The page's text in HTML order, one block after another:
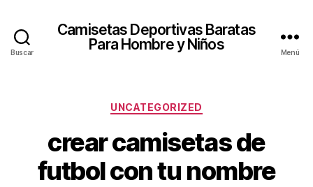
Buscar
Camisetas Deportivas Baratas
Para Hombre y Niños
Menú
Categorías
UNCATEGORIZED
crear camisetas de
futbol con tu nombre